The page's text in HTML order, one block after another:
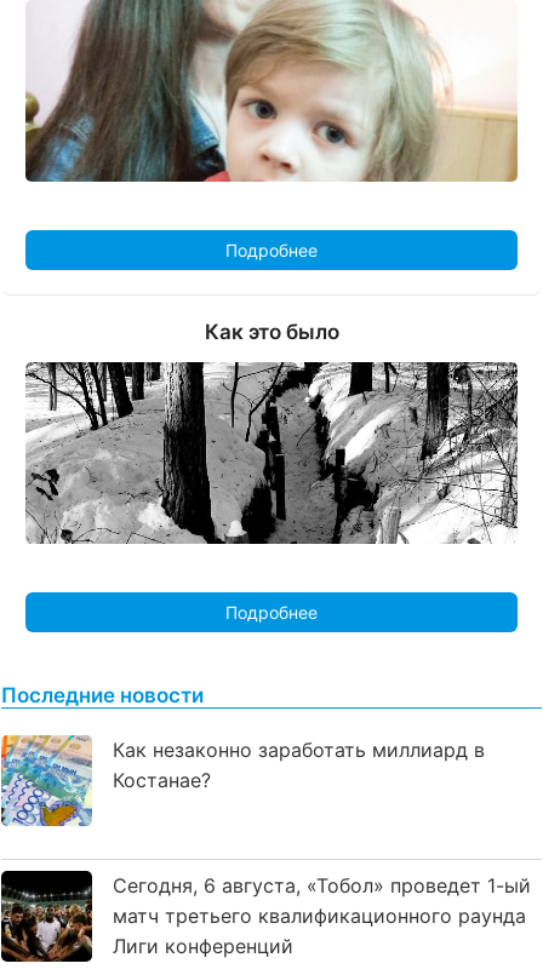
Подробнее
Как это было
Подробнее
Последние новости
Как незаконно заработать миллиард в
Костанае?
Сегодня, 6 августа, «Тобол» проведет 1-ый
матч третьего квалификационного раунда
Лиги конференций